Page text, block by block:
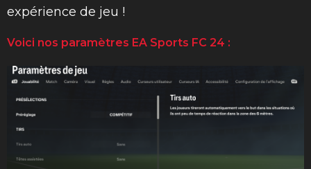
expérience de jeu !
Voici nos paramètres EA Sports FC 24 :